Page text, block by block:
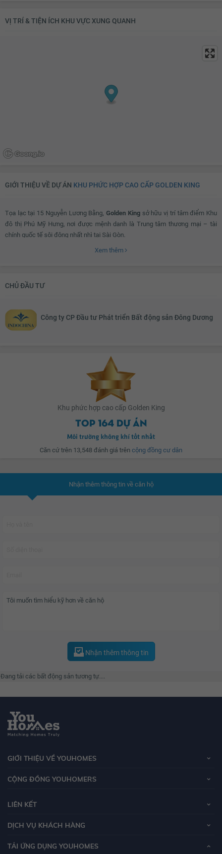
VỊ TRÍ & TIỆN ÍCH KHU VỰC XUNG QUANH
GIỚI THIỆU VỀ DỰ ÁN KHU PHỨC HỢP CAO CẤP GOLDEN KING
Tọa lạc tại 15 Nguyễn Lương Bằng,Golden Kingsở hữu vị trí tâm điểm Khu
đô thị Phú Mỹ Hưng, nơi được mệnh danh là Trung tâm thương mại – tài
chính quốc tế sôi động nhất nhì tại Sài Gòn.
sở hạ tầng vượt trội của khu vực, từ đây cư dân dự án dễ dàng kết nối với
Phối cảnh dự án Golden King Xuất phát từ nhu cầu của cuộc sống bận rộn,
bảo môi trường làm việc hiện đại, vừa đạt chuẩn của một căn hộ tiện nghi.
Công năng linh hoạt của officetel cho phép các cá nhân, doanh nghiệp và tổ
chức có thể tự quy hoạch không gian một cách phù hợp và hiệu quả nhất.
Hệ thống tiện ích tại Golden King được chủ đầu tư chú trọng khi dành trọn 5
tầng rộng lớn cho các hoạt động mua sắm, giải trí, vui chơi, ẩm thực… đa
dạng và sầm uất, hội tụ các thương hiệu danh tiếng và đẳng cấp thế giới.
vị khách sành điệu cùng cả gia đình với những nhãn hàng phong phú như
mỹ phẩm, trang phục, trang sức, phụ kiện, dụng cụ thể thao, hàng gia dụng,
điện máy…
Xem thêm
CHỦ ĐẦU TƯ
Công ty CP Đầu tư Phát triển Bất động sản Đông Dương
Khu phức hợp cao cấp Golden King
Top 164 dự án
Môi trường không khí tốt nhất
Căn cứ trên 13,548 đánh giá trên cộng đồng cư dân
Nhận thêm thông tin về căn hộ
Nhận thêm thông tin
tải các bất động sản tương tự....
GIỚI THIỆU VỀ YOUHOMES
CỘNG ĐỒNG YOUHOMERS
LIÊN KẾT
DỊCH VỤ KHÁCH HÀNG
TẢI ỨNG DỤNG YOUHOMES